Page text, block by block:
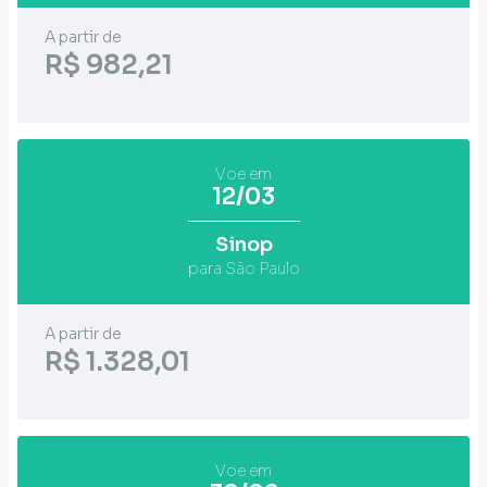
A partir de
R$ 982,21
Voe em
12/03
Sinop
para São Paulo
A partir de
R$ 1.328,01
Voe em